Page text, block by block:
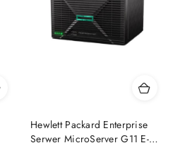
Hewlett Packard Enterprise
Serwer MicroServer G11 E-